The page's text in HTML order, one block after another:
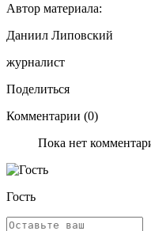
Автор материала:
Даниил Липовский
журналист
Поделиться
Комментарии (0)
Пока нет
Гость